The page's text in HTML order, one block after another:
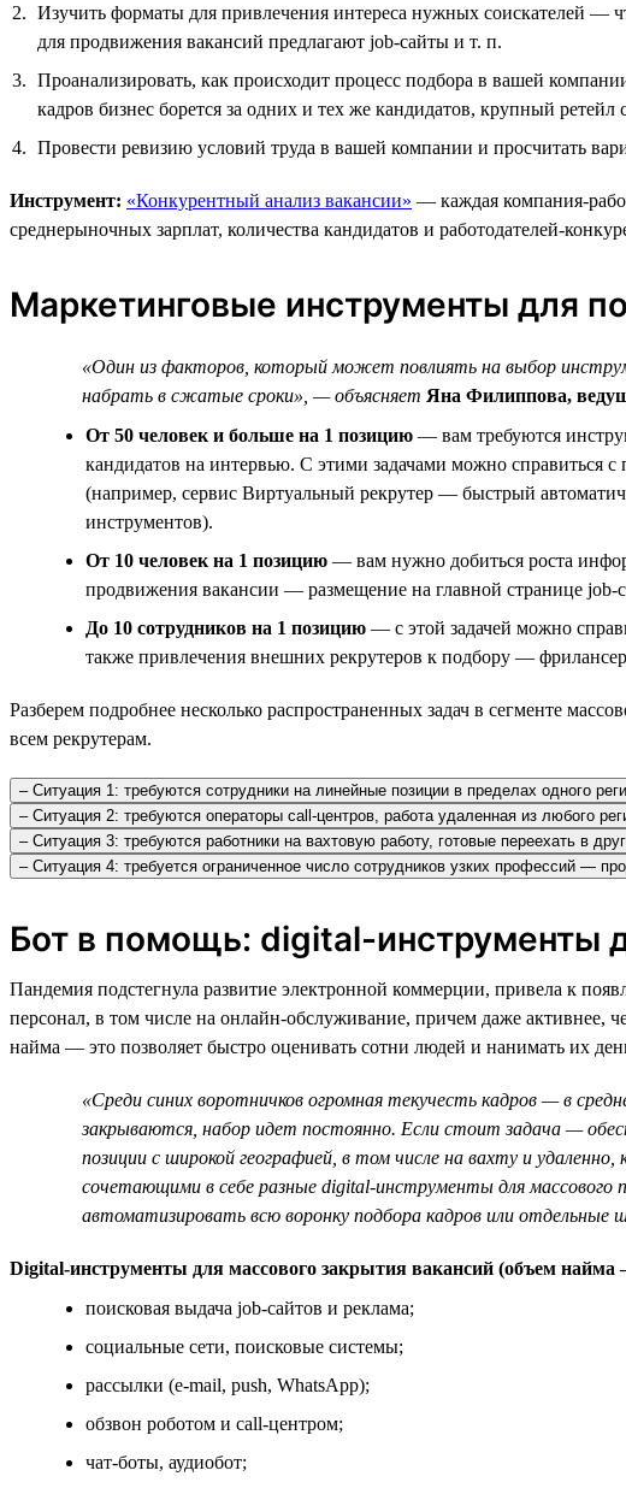
Изучить форматы для привлечения интереса нужных соискателей —
для продвижения вакансий предлагают job-сайты и т. п.
Проанализировать, как происходит процесс подбора в вашей
кадров бизнес борется за одних и тех же кандидатов, крупный
Провести ревизию условий труда в вашей компании и просчитать
Инструмент: «Конкурентный анализ вакансии» — каждая компания-
среднерыночных зарплат, количества кандидатов и работодателей-
Маркетинговые инструменты для
«Один из факторов, который может повлиять на выбор
набрать в сжатые сроки», — объясняет Яна Филиппова,
От 50 человек и больше на 1 позицию — вам требуются
кандидатов на интервью. С этими задачами можно справиться
(например, сервис Виртуальный рекрутер — быстрый
инструментов).
От 10 человек на 1 позицию — вам нужно добиться роста
продвижения вакансии — размещение на главной странице job-
До 10 сотрудников на 1 позицию — с этой задачей можно
также привлечения внешних рекрутеров к подбору —
Разберем подробнее несколько распространенных задач в сегменте
всем рекрутерам.
– Ситуация 1: требуются сотрудники на линейные позиции в пределах одного
– Ситуация 2: требуются операторы call-центров, работа удаленная из любого
– Ситуация 3: требуются работники на вахтовую работу, готовые переехать в
– Ситуация 4: требуется ограниченное число сотрудников узких профессий —
Бот в помощь: digital-инструменты
Пандемия подстегнула развитие электронной коммерции, привела к
персонал, в том числе на онлайн-обслуживание, причем даже активнее,
найма — это позволяет быстро оценивать сотни людей и нанимать их
«Среди синих воротничков огромная текучесть кадров — в
закрываются, набор идет постоянно. Если стоит задача —
позиции с широкой географией, в том числе на вахту и
сочетающими в себе разные digital-инструменты для массового
автоматизировать всю воронку подбора кадров или
Digital-инструменты для массового закрытия вакансий (объем
поисковая выдача job-сайтов и реклама;
социальные сети, поисковые системы;
рассылки (e-mail, push, WhatsApp);
обзвон роботом и call-центром;
чат-боты, аудиобот;